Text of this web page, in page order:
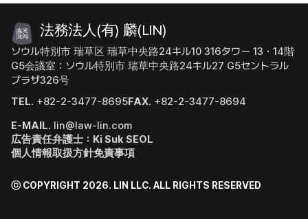
法務法人(有) 麟(LIN)
ソウル特別市 瑞草区 瑞草中央路24キル10 316タワー 13・14階
G5会議室：ソウル特別市 瑞草中央路24キル27 G5セントラル
プラザ326号
TEL. +82-2-3477-8695FAX. +82-2-3477-8694
E-MAIL. lin@law-lin.com
広告責任弁護士：Ki Suk SEOL
個人情報取扱方針免責事項
ⓒ COPYRIGHT 2026. LIN LLC. ALL RIGHTS RESERVED